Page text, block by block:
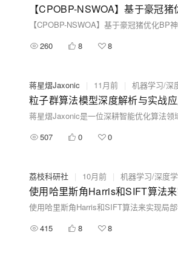
【CPOBP-NSWOA】基于豪冠
【CPOBP-NSWOA】基于豪冠猪优化
260
8 8
蒋星熠Jaxonic | 11月前 | 机器学习/深
粒子群算法模型深度解析与实战
507 0 0
荔枝科研社 | 10月前 | 机器学习/深度
使用哈里斯角Harris和SIFT算法
使用哈里斯角Harris和SIFT算法来实现局
415
8 8